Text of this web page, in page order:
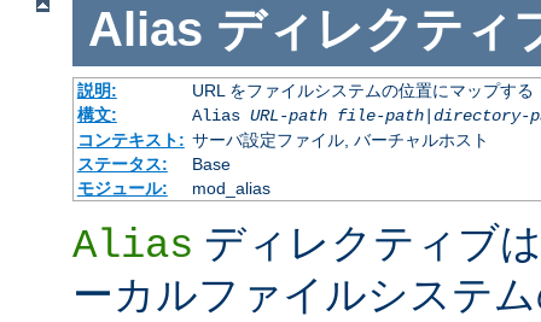
Alias ディレクティ
説明:
URL をファイルシステムの位置にマップする
構文:
Alias URL-path file-path| directory-
コンテキスト: サーバ設定ファイル, バーチャルホスト
ステータス:
Base
モジュール:
mod_alias
Alias ディレクティブ
ーカルファイルシステ